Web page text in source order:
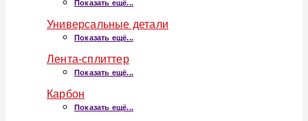
Показать ещё...
Универсальные детали
Показать ещё...
Лента-сплиттер
Показать ещё...
Карбон
Показать ещё...